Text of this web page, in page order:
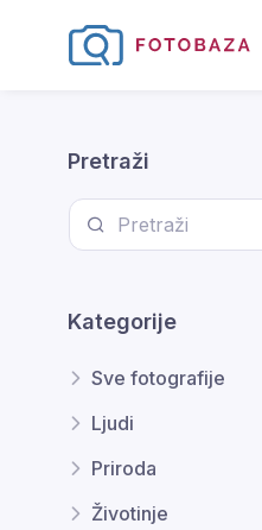
Pretraži
Kategorije
Sve fotografije
Ljudi
Priroda
Životinje